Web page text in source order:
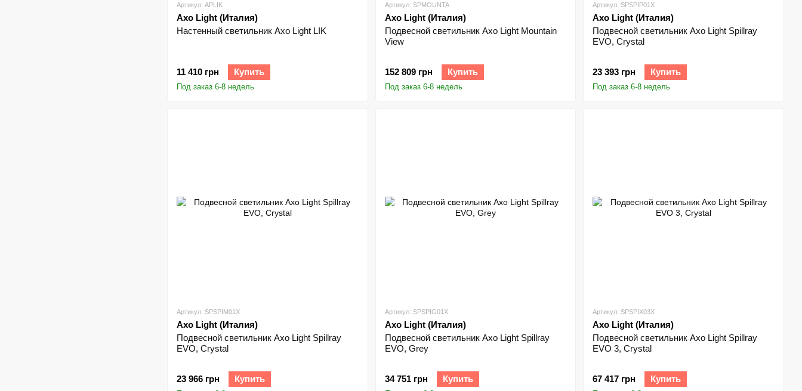
Артикул: APLIK
Axo Light (Италия)
Настенный светильник Axo Light LIK
11 410 грн Купить
Под заказ 6-8 недель
Артикул: SPMOUNTA
Axo Light (Италия)
Подвесной светильник Axo Light Mountain
View
152 809 грн Купить
Под заказ 6-8 недель
Артикул: SPSPIP01X
Axo Light (Италия)
Подвесной светильник Axo Light Spillray
EVO, Crystal
23 393 грн Купить
Под заказ 6-8 недель
Артикул: SPSPIM01X
Axo Light (Италия)
Подвесной светильник Axo Light Spillray
EVO, Crystal
23 966 грн Купить
Артикул: SPSPIG01X
Axo Light (Италия)
Подвесной светильник Axo Light Spillray
EVO, Grey
34 751 грн Купить
Артикул: SPSPIX03X
Axo Light (Италия)
Подвесной светильник Axo Light Spillray
EVO 3, Crystal
67 417 грн Купить